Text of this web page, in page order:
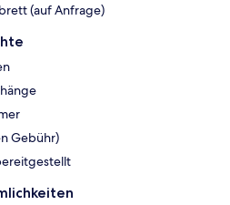
(auf Anfrage)
Gebühr)